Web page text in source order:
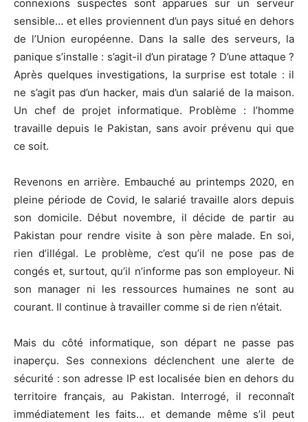
connexions suspectes sont apparues sur un serveur
sensible… et elles proviennent d’un pays situé en dehors
de l’Union européenne. Dans la salle des serveurs, la
panique s’installe : s’agit-il d’un piratage ? D’une attaque ?
Après quelques investigations, la surprise est totale : il
ne s’agit pas d’un hacker, mais d’un salarié de la maison.
Un chef de projet informatique. Problème : l’homme
travaille depuis le Pakistan, sans avoir prévenu qui que
ce soit.
Revenons en arrière. Embauché au printemps 2020, en
pleine période de Covid, le salarié travaille alors depuis
son domicile. Début novembre, il décide de partir au
Pakistan pour rendre visite à son père malade. En soi,
rien d’illégal. Le problème, c’est qu’il ne pose pas de
congés et, surtout, qu’il n’informe pas son employeur. Ni
son manager ni les ressources humaines ne sont au
courant. Il continue à travailler comme si de rien n’était.
Mais du côté informatique, son départ ne passe pas
inaperçu. Ses connexions déclenchent une alerte de
sécurité : son adresse IP est localisée bien en dehors du
territoire français, au Pakistan. Interrogé, il reconnaît
immédiatement les faits… et demande même s’il peut